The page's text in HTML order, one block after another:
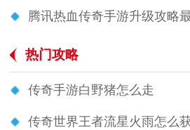
腾讯热血传奇手游升级攻略
热门攻略
传奇手游白野猪怎么走
传奇世界王者流星火雨怎么